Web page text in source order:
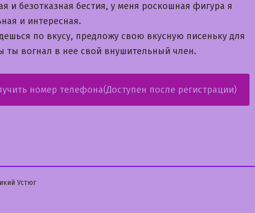
и безотказная бестия, у меня роскошная фигура я
и интересная.
по вкусу, предложу свою вкусную писеньку для
ты вогнал в нее свой внушительный член.
номер телефона(Доступен после регистрации)
Устюг